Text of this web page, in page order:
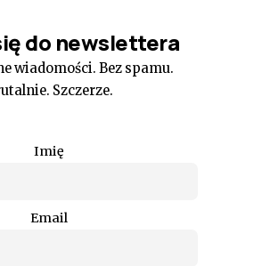
do newslettera
wiadomości. Bez spamu.
Szczerze.
Imię
Email